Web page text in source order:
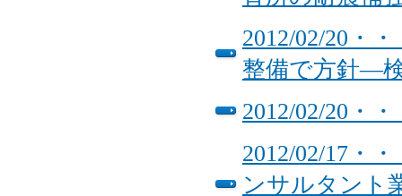
2012/02/20・
整備で方針―
2012/02/20・
2012/02/17・
ンサルタン